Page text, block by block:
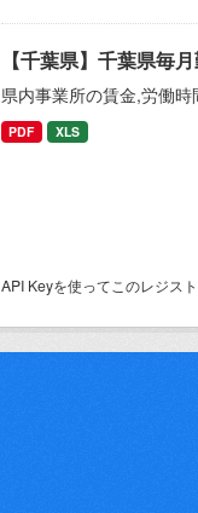
【千葉県】千葉県毎
県内事業所の賃金,労働
PDF XLS
API Keyを使ってこのレジス